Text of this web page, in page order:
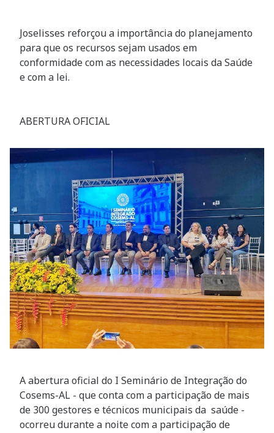
Joselisses reforçou a importância do planejamento
para que os recursos sejam usados em
conformidade com as necessidades locais da Saúde
e com a lei.
ABERTURA OFICIAL
A abertura oficial do I Seminário de Integração do
Cosems-AL - que conta com a participação de mais
de 300 gestores e técnicos municipais da saúde -
ocorreu durante a noite com a participação de